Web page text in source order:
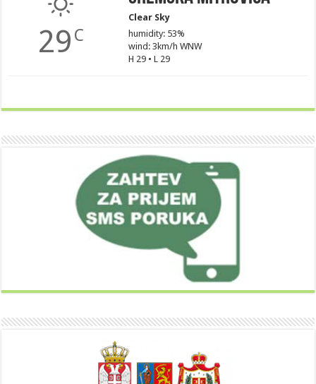
29 C
Clear Sky
humidity: 53%
wind: 3km/h WNW
H 29 • L 29